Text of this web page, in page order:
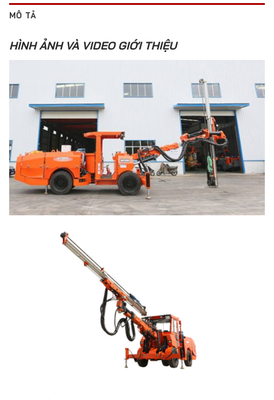
MÔ TẢ
HÌNH ẢNH VÀ VIDEO GIỚI THIỆU